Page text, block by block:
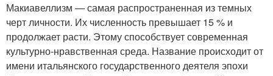
Макиавеллизм — самая распространенная из темных
черт личности. Их численность превышает 15 % и
продолжает расти. Этому способствует современная
культурно-нравственная среда. Название происходит от
имени итальянского государственного деятеля эпохи